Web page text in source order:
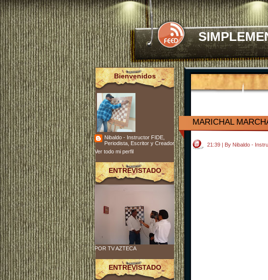
MARICHAL
21:39 | By Nibaldo -
Bienvenidos
Nibaldo - Instructor FIDE,
Periodista, Escritor y Creador
Ver todo mi perfil
ENTREVISTADO
POR TV AZTECA
ENTREVISTADO